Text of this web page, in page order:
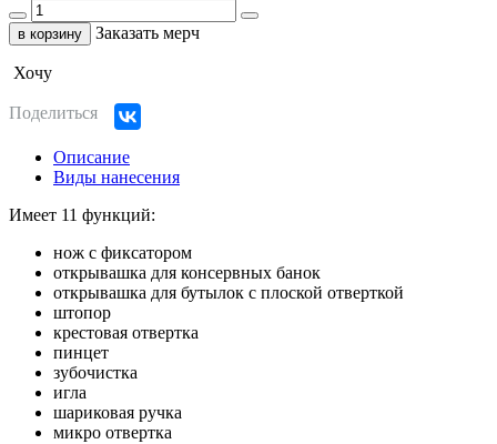
в корзину Заказать мерч
Хочу
Поделиться
Описание
Виды нанесения
Имеет 11 функций:
нож с фиксатором
открывашка для консервных банок
открывашка для бутылок с плоской отверткой
штопор
крестовая отвертка
пинцет
зубочистка
игла
шариковая ручка
микро отвертка